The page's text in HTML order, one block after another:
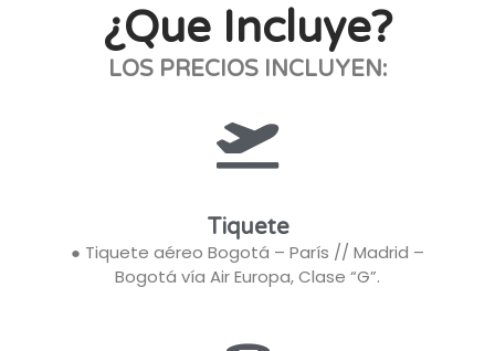
¿Que Incluye?
LOS PRECIOS INCLUYEN:
Tiquete
● Tiquete aéreo Bogotá – París // Madrid –
Bogotá vía Air Europa, Clase “G”.